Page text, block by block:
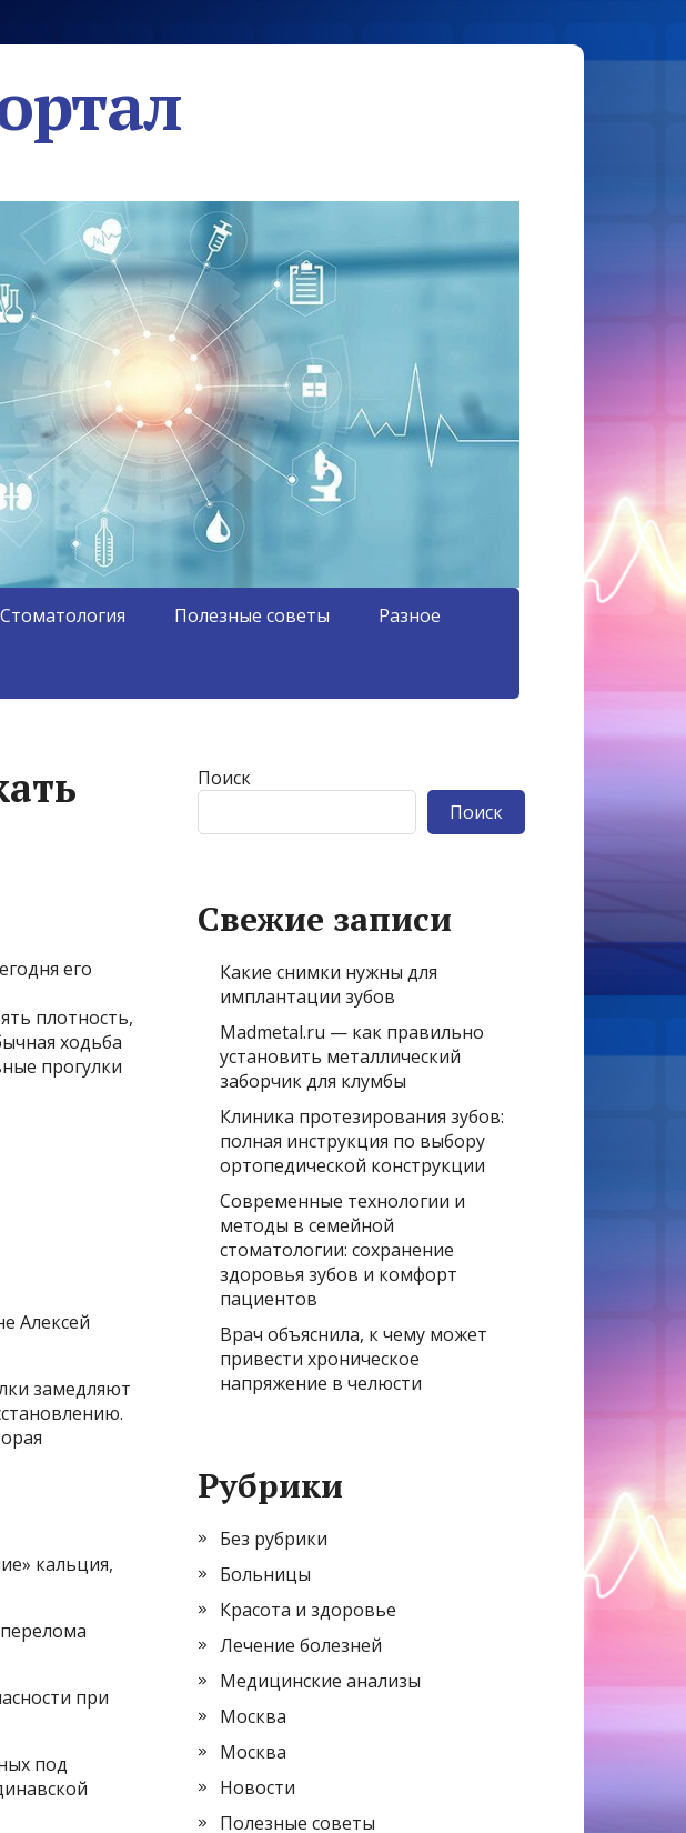
Стоматология Полезные советы Разное
его
плотность,
ходьба
прогулки
Алексей
замедляют
кальция,
при
под
Поиск
Поиск
Свежие записи
Какие снимки нужны для
имплантации зубов
Madmetal.ru — как правильно
установить металлический
заборчик для клумбы
Клиника протезирования зубов:
полная инструкция по выбору
ортопедической конструкции
Современные технологии и
методы в семейной
стоматологии: сохранение
здоровья зубов и комфорт
пациентов
Врач объяснила, к чему может
привести хроническое
напряжение в челюсти
Рубрики
Без рубрики
Больницы
Красота и здоровье
Лечение болезней
Медицинские анализы
Москва
Москва
Новости
Полезные советы